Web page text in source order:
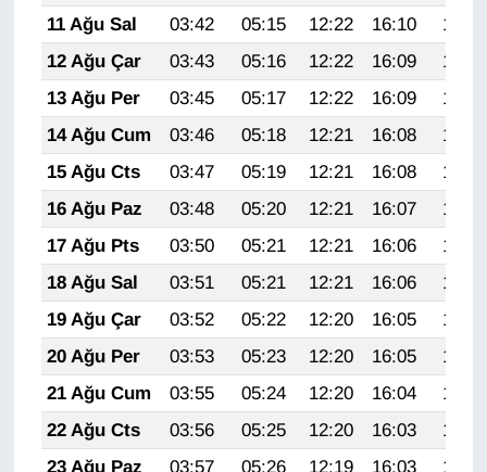
11 Ağu Sal
03:42 05:15 12:22 16:10
19:19
12 Ağu Çar
03:43 05:16 12:22 16:09
19:17
13 Ağu Per
03:45 05:17 12:22 16:09
19:16
14 Ağu Cum
03:46 05:18 12:21 16:08
19:15
15 Ağu Cts
03:47 05:19 12:21 16:08
19:14
16 Ağu Paz
03:48 05:20 12:21 16:07
19:12
17 Ağu Pts
03:50 05:21 12:21 16:06
19:11
18 Ağu Sal
03:51 05:21 12:21 16:06
19:10
19 Ağu Çar
03:52 05:22 12:20 16:05
19:08
20 Ağu Per
03:53 05:23 12:20 16:05
19:07
21 Ağu Cum
03:55 05:24 12:20 16:04
19:06
22 Ağu Cts
03:56 05:25 12:20 16:03
19:04
23 Ağu Paz
03:57 05:26 12:19 16:03
19:03
Sinema - TV
SİYASET
SPOR
TEBRİK
TEKNOLOJİ
Turizm
VAN'DA SPOR
Vasıta
YAŞAM